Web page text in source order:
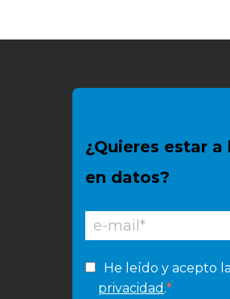
¿Quieres estar
en datos?
He leído y acepto la
privacidad .*